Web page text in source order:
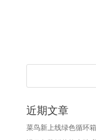
近期文章
菜鸟新上线绿色循环